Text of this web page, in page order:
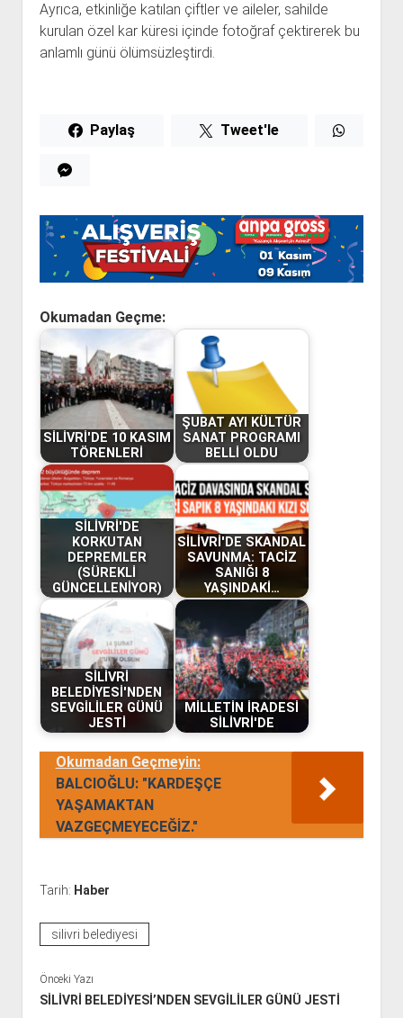
Ayrıca, etkinliğe katılan çiftler ve aileler, sahilde
kurulan özel kar küresi içinde fotoğraf çektirerek bu
anlamlı günü ölümsüzleştirdi.
Paylaş Tweet'le
Okumadan Geçme:
SİLİVRİ'DE 10 KASIM
TÖRENLERİ
ŞUBAT AYI KÜLTÜR
SANAT PROGRAMI
BELLİ OLDU
SİLİVRİ'DE
KORKUTAN
DEPREMLER
(SÜREKLİ
GÜNCELLENİYOR)
SİLİVRİ'DE SKANDAL
SAVUNMA: TACİZ
SANIĞI 8
YAŞINDAKİ…
SİLİVRİ
BELEDİYESİ'NDEN
SEVGİLİLER GÜNÜ
JESTİ
MİLLETİN İRADESİ
SİLİVRİ'DE
Okumadan Geçmeyin:
BALCIOĞLU: "KARDEŞÇE
YAŞAMAKTAN
VAZGEÇMEYECEĞİZ."
Tarih: Haber
silivri belediyesi
Önceki Yazı
SİLİVRİ BELEDİYESİ’NDEN SEVGİLİLER GÜNÜ JESTİ